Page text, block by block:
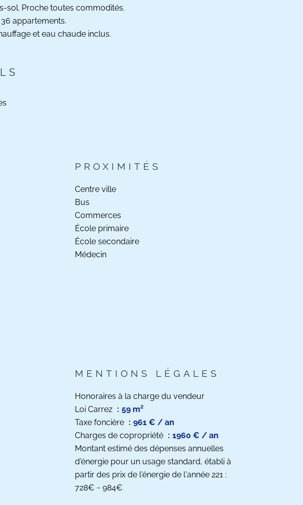
sol. Proche toutes commodités.
appartements.
et eau chaude inclus.
PROXIMITÉS
Centre ville
Bus
Commerces
École primaire
École secondaire
Médecin
MENTIONS LÉGALES
Honoraires à la charge du vendeur
Loi Carrez
59 m²
Taxe foncière
961 € / an
Charges de copropriété
1960 € / an
Montant estimé des dépenses annuelles
d'énergie pour un usage standard, établi à
partir des prix de l'énergie de l'année 221 :
728€ ~ 984€